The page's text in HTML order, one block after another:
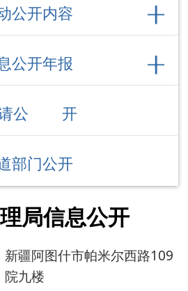
开年报
开
信息公开
阿图什市帕米尔西路109
楼
：10:00-13:30，16:30-
；冬季：10:00-14:00，
19:30（节假日除外）
4235192